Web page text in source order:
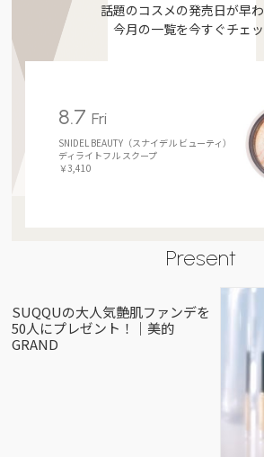
話題のコスメの発売日が早わ
今月の一覧を今すぐチェッ
8.7 Fri
SNIDEL BEAUTY（スナイデル ビューティ）
ディライトフル スクープ
￥3,410
Present
SUQQUの大人気艶肌ファンデを
50人にプレゼント！｜美的
GRAND